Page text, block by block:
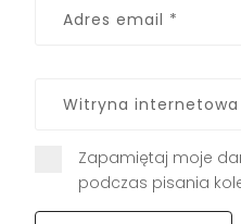
Zapamiętaj moje
podczas pisania